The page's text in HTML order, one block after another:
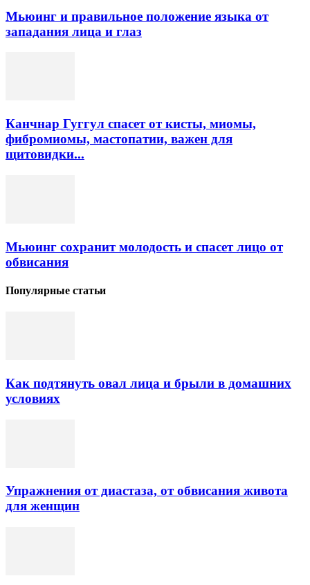
Мьюинг и правильное положение языка от
западания лица и глаз
Канчнар Гуггул спасет от кисты, миомы,
фибромиомы, мастопатии, важен для
щитовидки...
Мьюинг сохранит молодость и спасет лицо от
обвисания
Популярные статьи
Как подтянуть овал лица и брыли в домашних
условиях
Упражнения от диастаза, от обвисания живота
для женщин